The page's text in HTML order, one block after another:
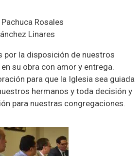
Rosales
Linares
por la disposición de nuestros
su obra con amor y entrega.
para que la Iglesia sea guiada
hermanos y toda decisión y
para nuestras congregaciones.